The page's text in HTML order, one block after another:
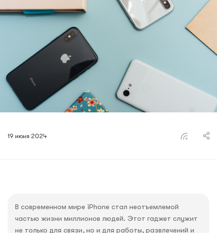
19 июня 2024
В современном мире iPhone стал неотъемлемой
частью жизни миллионов людей. Этот гаджет служит
не только для связи, но и для работы, развлечений и